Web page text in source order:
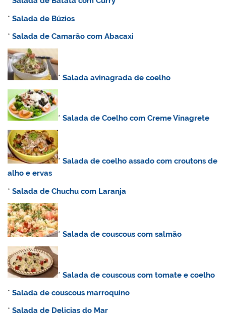
*Salada de Búzios
*Salada de Camarão com Abacaxi
*Salada avinagrada de coelho
*Salada de Coelho com Creme Vinagrete
*Salada de coelho assado com croutons de
alho e ervas
*Salada de Chuchu com Laranja
*Salada de couscous com salmão
*Salada de couscous com tomate e coelho
*Salada de couscous marroquino
*Salada de Delicias do Mar